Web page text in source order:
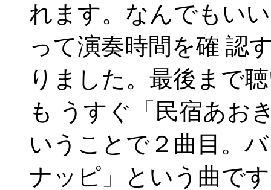
れます。なんでもい
って演奏時間を確 認
りました。最後まで
も うすぐ「民宿あお
いうことで２曲目。
ナッピ」という曲で